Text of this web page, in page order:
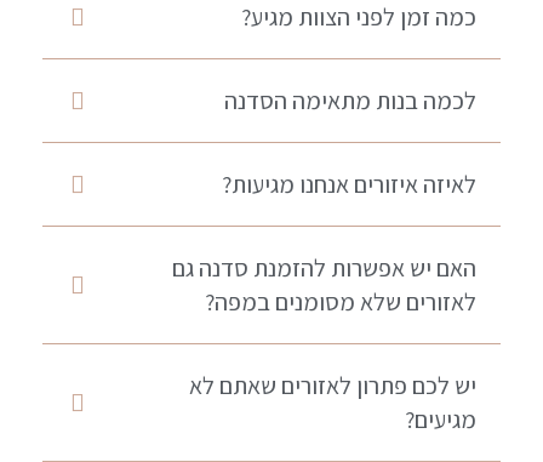
כמה זמן לפני הצוות מגיע?
לכמה בנות מתאימה הסדנה
לאיזה איזורים אנחנו מגיעות?
האם יש אפשרות להזמנת סדנה גם
לאזורים שלא מסומנים במפה?
יש לכם פתרון לאזורים שאתם לא
מגיעים?